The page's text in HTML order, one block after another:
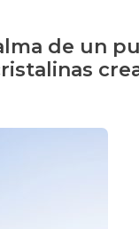
de un